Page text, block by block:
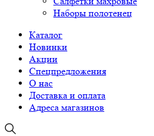
Наборы полотенец
Каталог
Новинки
Акции
Спецпредложения
О нас
Доставка и оплата
Адреса магазинов